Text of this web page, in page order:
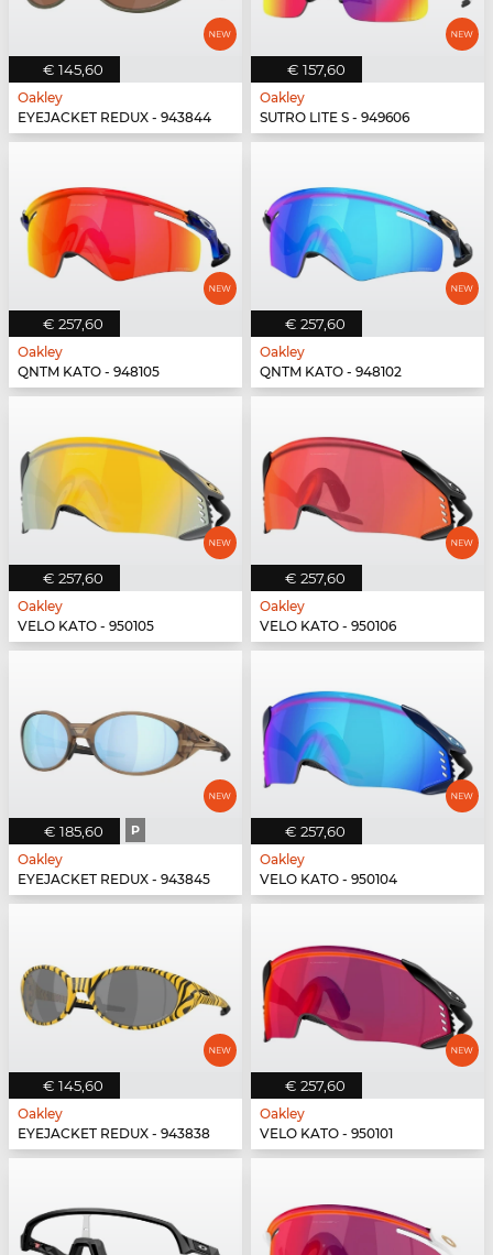
€ 145,60
Oakley
EYEJACKET REDUX - 943844
€ 157,60
Oakley
SUTRO LITE S - 949606
€ 257,60
Oakley
QNTM KATO - 948105
€ 257,60
Oakley
QNTM KATO - 948102
€ 257,60
Oakley
VELO KATO - 950105
€ 257,60
Oakley
VELO KATO - 950106
€ 185,60 P
Oakley
EYEJACKET REDUX - 943845
€ 257,60
Oakley
VELO KATO - 950104
€ 145,60
Oakley
EYEJACKET REDUX - 943838
€ 257,60
Oakley
VELO KATO - 950101